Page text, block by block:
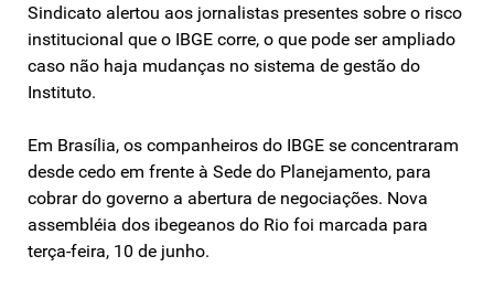
Sindicato alertou aos jornalistas presentes sobre o risco
institucional que o IBGE corre, o que pode ser ampliado
caso não haja mudanças no sistema de gestão do
Instituto.
Em Brasília, os companheiros do IBGE se concentraram
desde cedo em frente à Sede do Planejamento, para
cobrar do governo a abertura de negociações. Nova
assembléia dos ibegeanos do Rio foi marcada para
terça-feira, 10 de junho.